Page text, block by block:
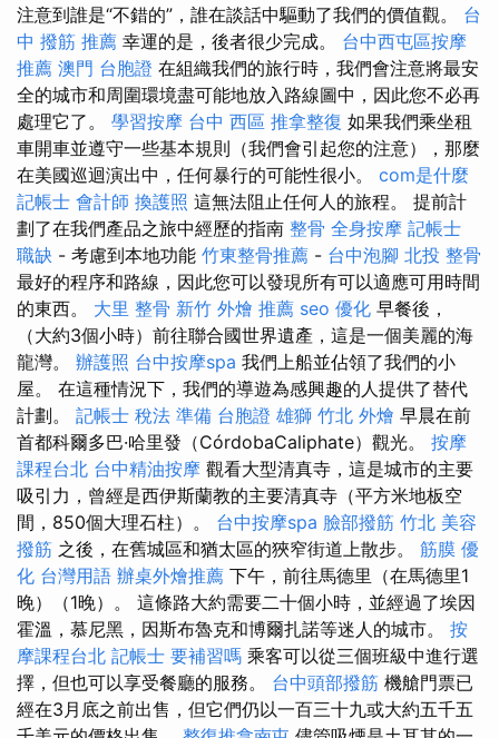
注意到誰是“不錯的”，誰在談話中驅動了我們的價值觀。 台
中 撥筋 推薦 幸運的是，後者很少完成。 台中西屯區按摩
推薦 澳門 台胞證 在組織我們的旅行時，我們會注意將最安
全的城市和周圍環境盡可能地放入路線圖中，因此您不必再
處理它了。 學習按摩 台中 西區 推拿整復 如果我們乘坐租
車開車並遵守一些基本規則（我們會引起您的注意），那麼
在美國巡迴演出中，任何暴行的可能性很小。 com是什麼
記帳士 會計師 換護照 這無法阻止任何人的旅程。 提前計
劃了在我們產品之旅中經歷的指南 整骨 全身按摩 記帳士
職缺 - 考慮到本地功能 竹東整骨推薦 - 台中泡腳 北投 整骨
最好的程序和路線，因此您可以發現所有可以適應可用時間
的東西。 大里 整骨 新竹 外燴 推薦 seo 優化 早餐後，
（大約3個小時）前往聯合國世界遺產，這是一個美麗的海
龍灣。 辦護照 台中按摩spa 我們上船並佔領了我們的小
屋。 在這種情況下，我們的導遊為感興趣的人提供了替代
計劃。 記帳士 稅法 準備 台胞證 雄獅 竹北 外燴 早晨在前
首都科爾多巴·哈里發（CórdobaCaliphate）觀光。 按摩
課程台北 台中精油按摩 觀看大型清真寺，這是城市的主要
吸引力，曾經是西伊斯蘭教的主要清真寺（平方米地板空
間，850個大理石柱）。 台中按摩spa 臉部撥筋 竹北 美容
撥筋 之後，在舊城區和猶太區的狹窄街道上散步。 筋膜 優
化 台灣用語 辦桌外燴推薦 下午，前往馬德里（在馬德里1
晚）（1晚）。 這條路大約需要二十個小時，並經過了埃因
霍溫，慕尼黑，因斯布魯克和博爾扎諾等迷人的城市。 按
摩課程台北 記帳士 要補習嗎 乘客可以從三個班級中進行選
擇，但也可以享受餐廳的服務。 台中頭部撥筋 機艙門票已
經在3月底之前出售，但它們仍以一百三十九或大約五千五